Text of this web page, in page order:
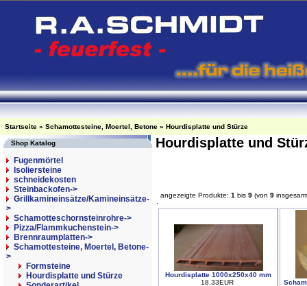
Startseite » Schamottesteine, Moertel, Betone » Hourdisplatte und Stürze
Shop Katalog
Fugenmörtel
Isoliersteine
schneidekosten
Steinbackofen->
Grillkamineinsätze/Kamineinsätze-
>
Schamotteschornsteinrohre->
Pizza/Flammkuchenstein->
Brennraumplatten->
Schamottesteine, Moertel, Betone-
>
Formsteine
Hourdisplatte und Stürze
Hourdisplatte und
angezeigte Produkte: 1 bis 9 (von 9
Hourdisplatte 1000x250x40 mm
18.33EUR